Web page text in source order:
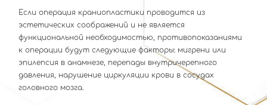
Если операция краниопластики проводится из
эстетических соображений и не является
функциональной необходимостью, противопоказаниями
к операции будут следующие факторы: мигрени или
эпилепсия в анамнезе, перепады внутричерепного
давления, нарушение циркуляции крови в сосудах
головного мозга.